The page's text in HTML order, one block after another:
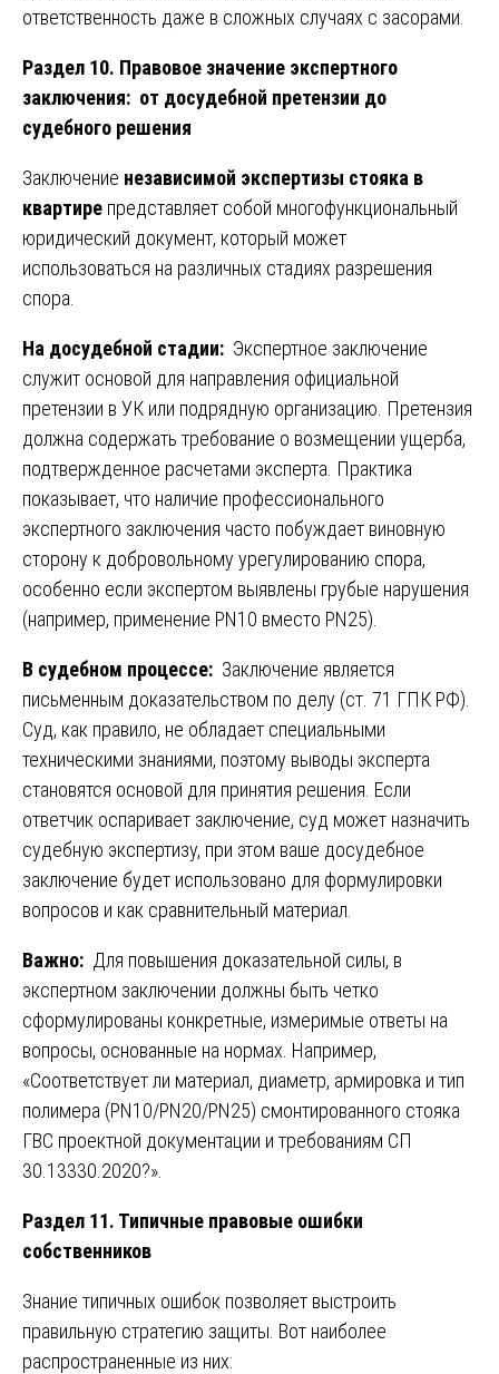
ответственность даже в сложных случаях с засорами.
Раздел 10. Правовое значение экспертного
заключения: от досудебной претензии до
судебного решения
Заключение независимой экспертизы стояка в
квартире представляет собой многофункциональный
юридический документ, который может
использоваться на различных стадиях разрешения
спора.
На досудебной стадии: Экспертное заключение
служит основой для направления официальной
претензии в УК или подрядную организацию. Претензия
должна содержать требование о возмещении ущерба,
подтвержденное расчетами эксперта. Практика
показывает, что наличие профессионального
экспертного заключения часто побуждает виновную
сторону к добровольному урегулированию спора,
особенно если экспертом выявлены грубые нарушения
(например, применение PN10 вместо PN25).
В судебном процессе: Заключение является
письменным доказательством по делу (ст. 71 ГПК РФ).
Суд, как правило, не обладает специальными
техническими знаниями, поэтому выводы эксперта
становятся основой для принятия решения. Если
ответчик оспаривает заключение, суд может назначить
судебную экспертизу, при этом ваше досудебное
заключение будет использовано для формулировки
вопросов и как сравнительный материал.
Важно: Для повышения доказательной силы, в
экспертном заключении должны быть четко
сформулированы конкретные, измеримые ответы на
вопросы, основанные на нормах. Например,
«Соответствует ли материал, диаметр, армировка и тип
полимера (PN10/PN20/PN25) смонтированного стояка
ГВС проектной документации и требованиям СП
30.13330.2020?».
Раздел 11. Типичные правовые ошибки
собственников
Знание типичных ошибок позволяет выстроить
правильную стратегию защиты. Вот наиболее
распространенные из них: